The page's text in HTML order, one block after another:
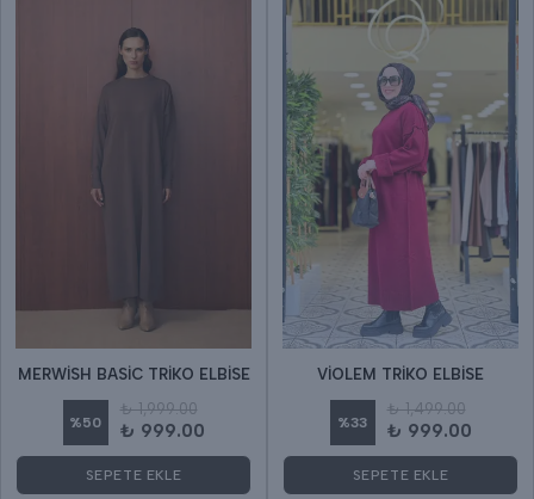
MERWİSH BASİC TRİKO ELBİSE
%50
₺ 1,999.00
₺ 999.00
SEPETE EKLE
VİOLEM TRİKO ELBİSE
%33
₺ 1,499.00
₺ 999.00
SEPETE EKLE